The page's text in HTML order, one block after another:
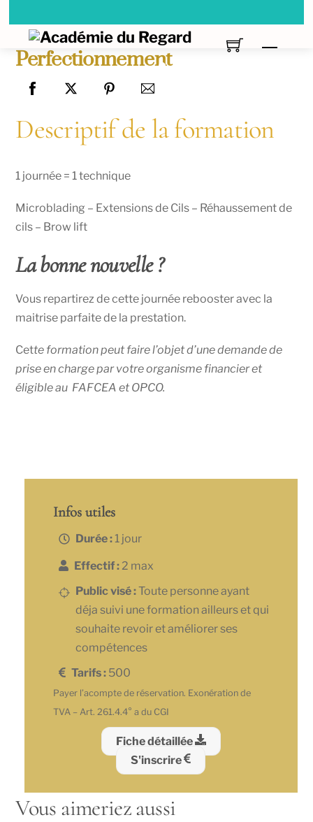
to
content🛍️ Envoi rapide – Frais de port offert dès 150€Menu
Perfectionnement
Descriptif de la formation
1 journée = 1 technique
Microblading – Extensions de Cils – Réhaussement de
cils – Brow lift
La bonne nouvelle ?
Vous repartirez de cette journée rebooster avec la
maitrise parfaite de la prestation.
Cette formation peut faire l’objet d’une demande de
prise en charge par votre organisme financier et
éligible au FAFCEA et OPCO.
Infos utiles
Durée : 1 jour
Effectif : 2 max
Public visé :Toute personne ayant
déja suivi une formation ailleurs et qui
souhaite revoir et améliorer ses
compétences
Tarifs : 500​
Payer l’acompte de réservation. Exonération de
TVA – Art. 261.4.4° a du CGI
Fiche détaillée
S'inscrire
Vous aimeriez aussi